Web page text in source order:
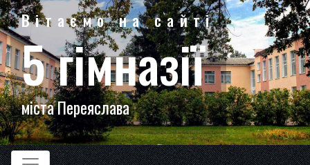
Вітаємо на сайті
5 гімназії
міста Переяслава